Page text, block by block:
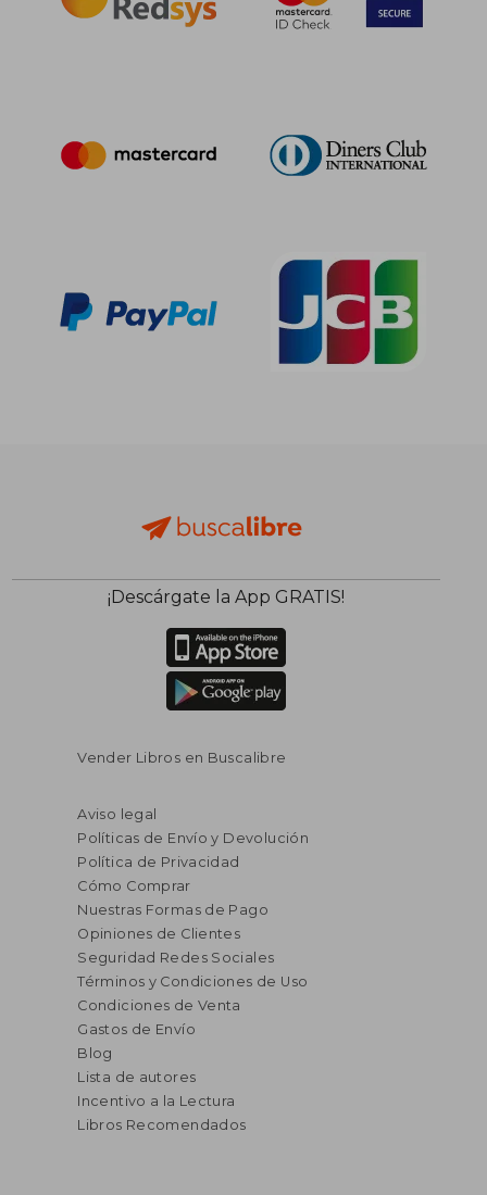
¡Descárgate la App GRATIS!
Vender Libros en Buscalibre
Aviso legal
Políticas de Envío y Devolución
Política de Privacidad
Cómo Comprar
Nuestras Formas de Pago
Opiniones de Clientes
Seguridad Redes Sociales
Términos y Condiciones de Uso
Condiciones de Venta
Gastos de Envío
Blog
Lista de autores
Incentivo a la Lectura
Libros Recomendados